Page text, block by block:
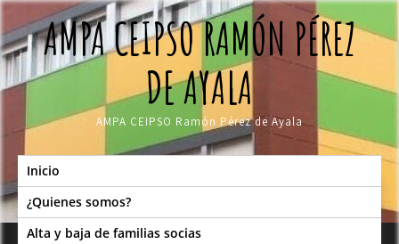
Skip
to
contentAMPA CEIPSO RAMÓN PÉREZ
DE AYALA
AMPA CEIPSO Ramón Pérez de Ayala
Inicio
¿Quienes somos?
Alta y baja de familias socias